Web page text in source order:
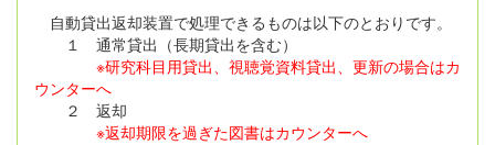
自動貸出返却装置で処理できるものは以下のとおりです。
１ 通常貸出（長期貸出を含む）
※研究科目用貸出、視聴覚資料貸出、更新の場合はカ
ウンターへ
２ 返却
※返却期限を過ぎた図書はカウンターへ